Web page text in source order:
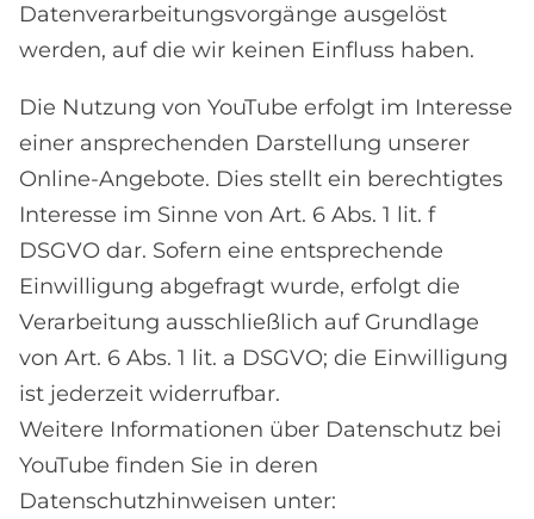
Datenverarbeitungsvorgänge ausgelöst
werden, auf die wir keinen Einfluss haben.
Die Nutzung von YouTube erfolgt im Interesse
einer ansprechenden Darstellung unserer
Online-Angebote. Dies stellt ein berechtigtes
Interesse im Sinne von Art. 6 Abs. 1 lit. f
DSGVO dar. Sofern eine entsprechende
Einwilligung abgefragt wurde, erfolgt die
Verarbeitung ausschließlich auf Grundlage
von Art. 6 Abs. 1 lit. a DSGVO; die Einwilligung
ist jederzeit widerrufbar.
Weitere Informationen über Datenschutz bei
YouTube finden Sie in deren
Datenschutzhinweisen unter: